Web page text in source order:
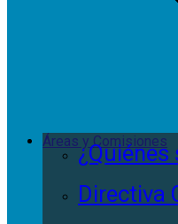
¿Quiénes
Directiva
Áreas y Comisiones